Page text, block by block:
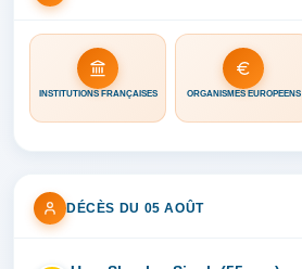
INSTITUTIONS FRANÇAISES ORGANISMES EUROPÉENS
DÉCÈS DU 05 AOÛT